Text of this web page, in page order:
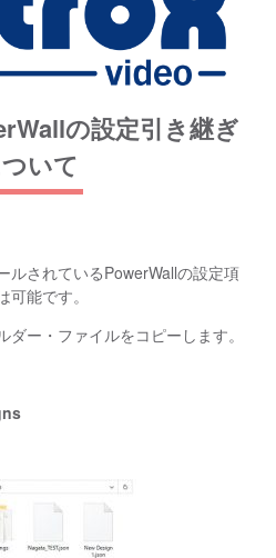
の設定引き継ぎ
いて
ルされているPowerWallの設定項
能です。
ー・ファイルをコピーします。